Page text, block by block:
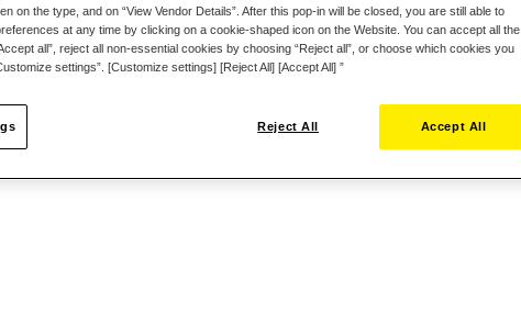
on the type, and on “View Vendor Details”. After this pop-in will be closed, you are still able to
at any time by clicking on a cookie-shaped icon on the Website. You can accept all the
all”, reject all non-essential cookies by choosing “Reject all”, or choose which cookies you
settings”. [Customize settings] [Reject All] [Accept All] ”
Reject All Accept All